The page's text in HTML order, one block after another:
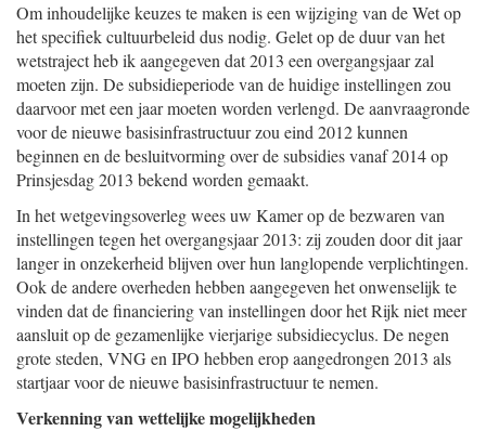
Om inhoudelijke keuzes te maken is een wijziging van de Wet op
het specifiek cultuurbeleid dus nodig. Gelet op de duur van het
wetstraject heb ik aangegeven dat 2013 een overgangsjaar zal
moeten zijn. De subsidieperiode van de huidige instellingen zou
daarvoor met een jaar moeten worden verlengd. De aanvraagronde
voor de nieuwe basisinfrastructuur zou eind 2012 kunnen
beginnen en de besluitvorming over de subsidies vanaf 2014 op
Prinsjesdag 2013 bekend worden gemaakt.
In het wetgevingsoverleg wees uw Kamer op de bezwaren van
instellingen tegen het overgangsjaar 2013: zij zouden door dit jaar
langer in onzekerheid blijven over hun langlopende verplichtingen.
Ook de andere overheden hebben aangegeven het onwenselijk te
vinden dat de financiering van instellingen door het Rijk niet meer
aansluit op de gezamenlijke vierjarige subsidiecyclus. De negen
grote steden, VNG en IPO hebben erop aangedrongen 2013 als
startjaar voor de nieuwe basisinfrastructuur te nemen.
Verkenning van wettelijke mogelijkheden